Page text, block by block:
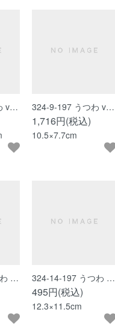
v… 324-9-197 うつわ v…
1,716円(税込)
10.5×7.7cm
… 324-14-197 うつわ …
495円(税込)
12.3×11.5cm